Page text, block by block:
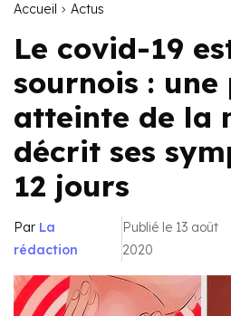
Accueil Actus
Le covid-19
sournois :
atteinte de la
décrit ses
12 jours
Par La
rédaction
Publié le 13 août
2020